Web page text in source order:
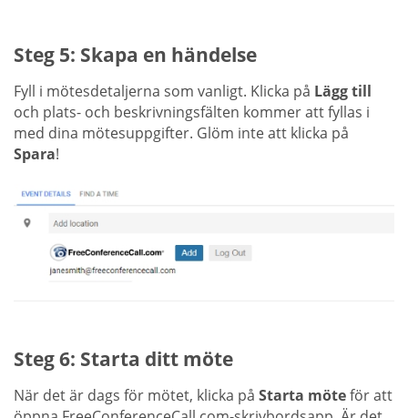
Steg 5: Skapa en händelse
Fyll i mötesdetaljerna som vanligt. Klicka på Lägg till
och plats- och beskrivningsfälten kommer att fyllas i
med dina mötesuppgifter. Glöm inte att klicka på
Spara!
Steg 6: Starta ditt möte
När det är dags för mötet, klicka på Starta möteför att